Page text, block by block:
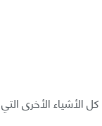
الأشياء الأخرى التي